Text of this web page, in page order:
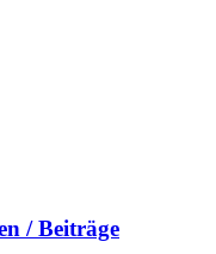
/ Beiträge